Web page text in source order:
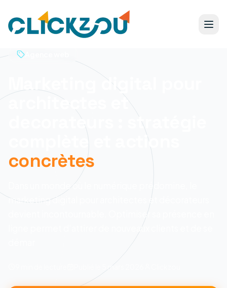
Marketing digital pour
architectes et
decorateurs : stratégie
complète et actions
concrètes
Dans un monde où le numérique prédomine, le
marketing digital pour architectes et décorateurs
devient incontournable. Optimiser sa présence en
ligne permet d'attirer de nouveaux clients et de se
5 mars 2026